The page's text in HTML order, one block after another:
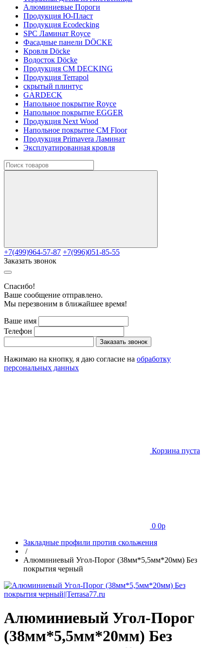
Алюминиевые Пороги
Продукция Ю-Пласт
Продукция Ecodecking
SPC Ламинат Royce
Фасадные панели DÖCKE
Кровля Döcke
Водосток Döcke
Продукция CM DECKING
Продукция Terrapol
скрытый плинтус
GARDECK
Напольное покрытие Royce
Напольное покрытие EGGER
Продукция Next Wood
Напольное покрытие CM Floor
Продукция Primavera Ламинат
Эксплуатированная кровля
+7(499)964-57-87 +7(996)051-85-55
Заказать звонок
Cпасибо!
Ваше сообщение отправлено.
Мы перезвоним в ближайшее время!
Ваше имя
Телефон
Заказать звонок
Нажимаю на кнопку, я даю согласие на обработку
персональных данных
Корзина пуста
0 0p
Закладные профили против скольжения
/
Алюминиевый Угол-Порог (38мм*5,5мм*20мм) Без
покрытия черный
Алюминиевый Угол-Порог
(38мм*5,5мм*20мм) Без